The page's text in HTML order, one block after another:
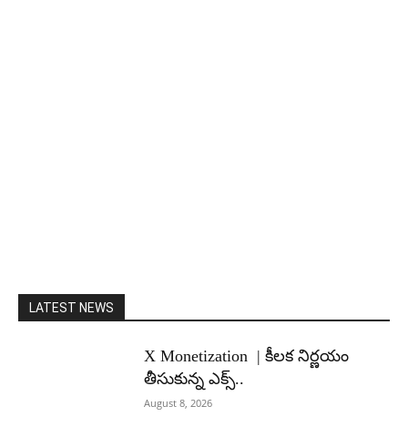
LATEST NEWS
X Monetization | కీలక నిర్ణయం
తీసుకున్న ఎక్స్..
August 8, 2026